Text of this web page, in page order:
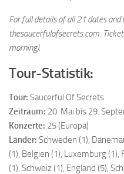
For full details of all 21 dates
thesaucerfulofsecrets.com.
morning).
Tour-Statistik:
Tour: Saucerful Of Secrets
Zeitraum: 20. Mai bis 29.
Konzerte: 25 (Europa)
Länder: Schweden (1),
(1), Belgien (1), Luxemburg (1),
(1), Schweiz (1), England (5),